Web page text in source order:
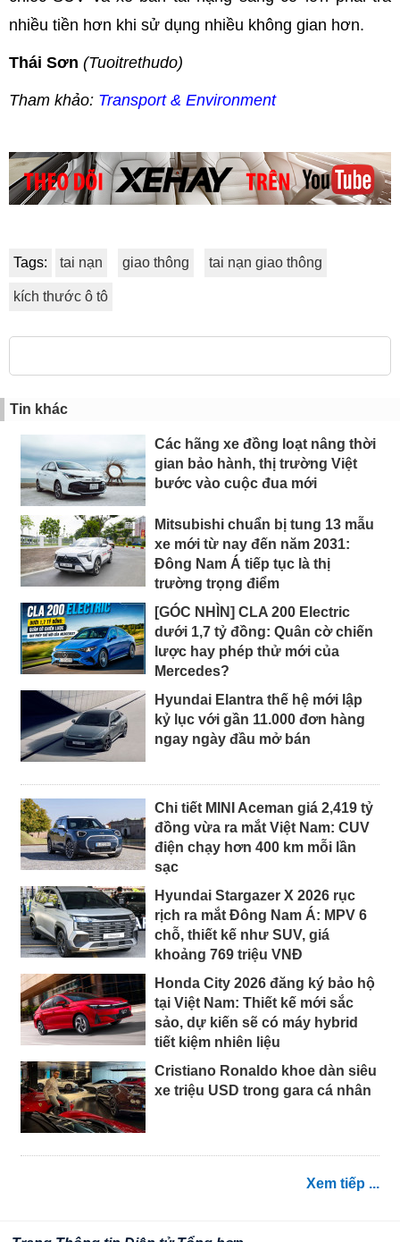
nhiều tiền hơn khi sử dụng nhiều không gian hơn.
Thái Sơn (Tuoitrethudo)
Tham khảo: Transport & Environment
Tags: tai nạn giao thông tai nạn giao thông
kích thước ô tô
Tin khác
Các hãng xe đồng loạt nâng thời
gian bảo hành, thị trường Việt
bước vào cuộc đua mới
Mitsubishi chuẩn bị tung 13 mẫu
xe mới từ nay đến năm 2031:
Đông Nam Á tiếp tục là thị
trường trọng điểm
[GÓC NHÌN] CLA 200 Electric
dưới 1,7 tỷ đồng: Quân cờ chiến
lược hay phép thử mới của
Mercedes?
Hyundai Elantra thế hệ mới lập
kỷ lục với gần 11.000 đơn hàng
ngay ngày đầu mở bán
Chi tiết MINI Aceman giá 2,419 tỷ
đồng vừa ra mắt Việt Nam: CUV
điện chạy hơn 400 km mỗi lần
sạc
Hyundai Stargazer X 2026 rục
rịch ra mắt Đông Nam Á: MPV 6
chỗ, thiết kế như SUV, giá
khoảng 769 triệu VNĐ
Honda City 2026 đăng ký bảo hộ
tại Việt Nam: Thiết kế mới sắc
sảo, dự kiến sẽ có máy hybrid
tiết kiệm nhiên liệu
Cristiano Ronaldo khoe dàn siêu
xe triệu USD trong gara cá nhân
Xem tiếp ...